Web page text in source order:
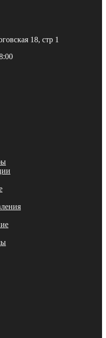
18, стр 1